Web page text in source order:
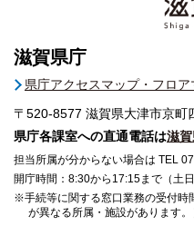
滋賀県庁
県庁アクセスマップ・フロア
〒520-8577 滋賀県大津市京町
県庁各課室への直通電話は滋
担当所属が分からない場合は TEL
開庁時間：8:30から17:15まで（土
※手続等に関する窓口業務の受付時
が異なる所属・施設があります。